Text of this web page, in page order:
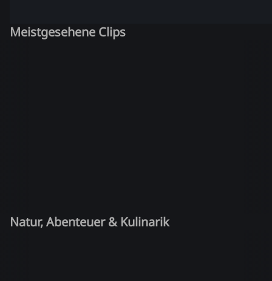
Meistgesehene Clips
Natur, Abenteuer & Kulinarik